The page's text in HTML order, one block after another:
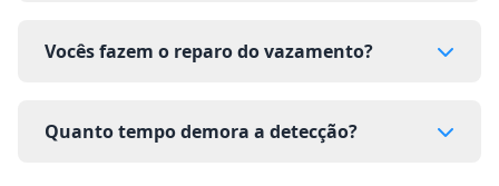
Vocês fazem o reparo do vazamento?
Quanto tempo demora a detecção?